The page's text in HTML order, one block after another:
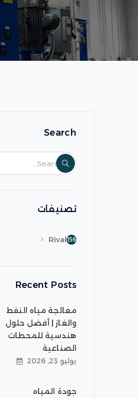
Search
تصنيفات
Rival156
Recent Posts
معالجة مياه النفط
والغاز | أفضل حلول
هندسية للمحطات
الصناعية
يوليو 23, 2026
جودة المياه